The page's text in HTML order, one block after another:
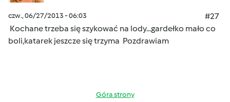
czw., 06/27/2013 - 06:03
#27
Kochane trzeba się szykować na lody...gardełko mało co
boli,katarek jeszcze się trzyma Pozdrawiam
Góra strony